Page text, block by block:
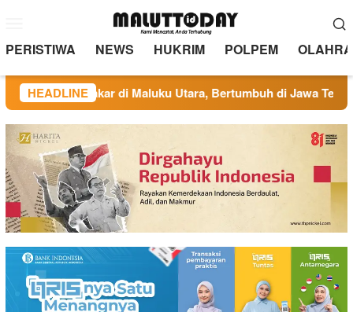
kontenMobile
PERISTIWA NEWS HUKRIM POLPEM
HEADLINE
FC: Berakar di Maluku Utara, Bertumbuh di Jawa Tengah